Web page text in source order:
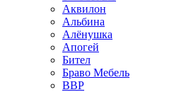
Аквилон
Альбина
Алёнушка
Апогей
Бител
Браво Мебель
ВВР